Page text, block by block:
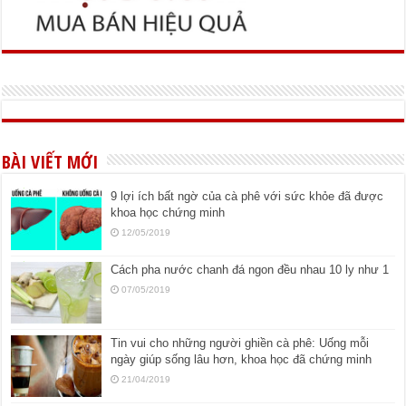
BÀI VIẾT MỚI
9 lợi ích bất ngờ của cà phê với sức khỏe đã được
khoa học chứng minh
12/05/2019
Cách pha nước chanh đá ngon đều nhau 10 ly như 1
07/05/2019
Tin vui cho những người ghiền cà phê: Uống mỗi
ngày giúp sống lâu hơn, khoa học đã chứng minh
21/04/2019